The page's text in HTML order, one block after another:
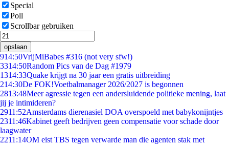
Special
Poll
Scrollbar gebruiken
opslaan
914:50VrijMiBabes #316 (not very sfw!)
3314:50Random Pics van de Dag #1979
1314:33Quake krijgt na 30 jaar een gratis uitbreiding
214:30De FOK!Voetbalmanager 2026/2027 is begonnen
2813:48Meer agressie tegen een andersluidende politieke mening, laat
jij je intimideren?
2911:52Amsterdams dierenasiel DOA overspoeld met babykonijntjes
2311:46Kabinet geeft bedrijven geen compensatie voor schade door
laagwater
2211:14OM eist TBS tegen verwarde man die agenten stak met